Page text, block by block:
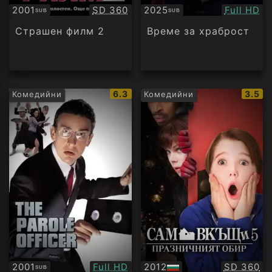
2001SUB
Субтитри Качество:
SD 360
Страшен филм 2
2025SUB
Субтитри Full HD
Време за храброст
Комедийни
IMDb
рейтинг:
6.3
2001SUB Качество:
Full HD
Комедийни
IMDb
3.5
2012 SD 360